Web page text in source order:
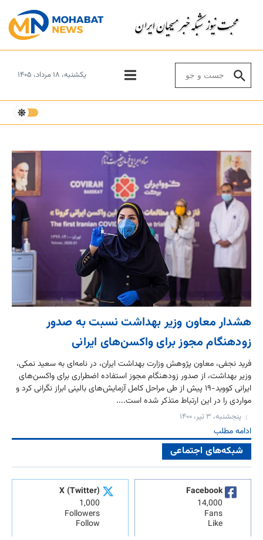
یکشنبه، ۱۸ مرداد، ۱۴۰۵
هشدار معاون وزیر بهداشت نسبت به صدور
زودهنگام مجوز برای واکسن‌های ایرانی
فرید نجفی، معاون پژوهش وزارت بهداشت ایران، در نامه‌ای به سعید نمکی،
وزیر بهداشت، از صدور زودهنگام مجوز استفاده اضطراری برای واکسن‌های
ایرانی کووید-۱۹ پیش از طی مراحل کامل آزمایش‌های بالینی ابراز نگرانی کرد و
مواردی را در این ارتباط متذکر شده است....
پنجشنبه، ۳ تیر، ۱۴۰۰
ادامه مطلب
شبکه‌های اجتماعی
Facebook
14,000
Fans
Like
X (Twitter)
1,000
Followers
Follow